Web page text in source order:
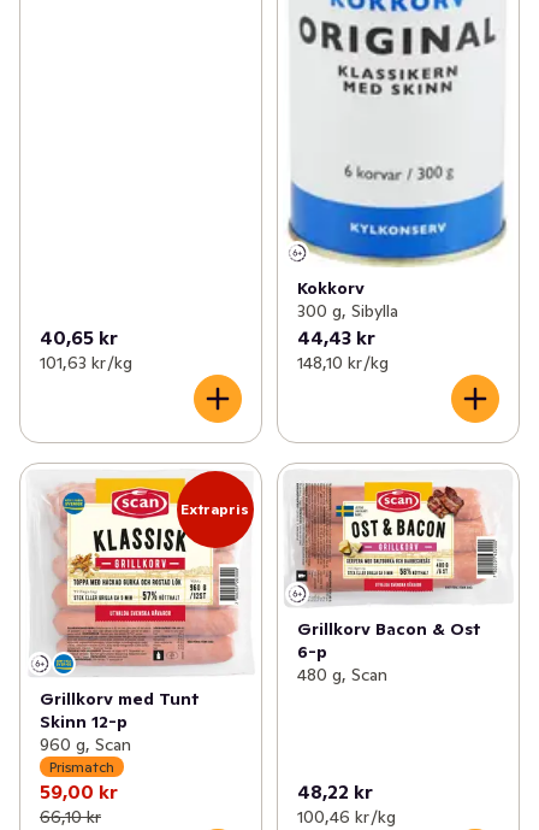
40,65 kr
101,63 kr /kg
Kokkorv
300 g, Sibylla
44,43 kr
148,10 kr /kg
Extrapris
Grillkorv med Tunt
Skinn 12-p
960 g, Scan
Prismatch
59,00 kr
66,10 kr
Grillkorv Bacon & Ost
6-p
480 g, Scan
48,22 kr
100,46 kr /kg